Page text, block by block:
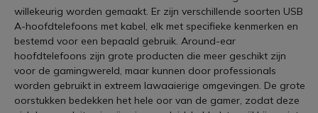
willekeurig worden gemaakt. Er zijn verschillende soorten USB
A-hoofdtelefoons met kabel, elk met specifieke kenmerken en
bestemd voor een bepaald gebruik. Around-ear
hoofdtelefoons zijn grote producten die meer geschikt zijn
voor de gamingwereld, maar kunnen door professionals
worden gebruikt in extreem lawaaierige omgevingen. De grote
oorstukken bedekken het hele oor van de gamer, zodat deze